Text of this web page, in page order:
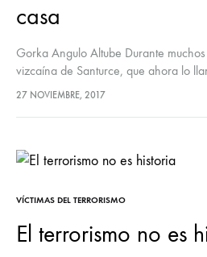
casa
Gorka Angulo Altube Durante
vizcaína de Santurce, que ahora lo
defiendo la libertad de elegir frente a
27 NOVIEMBRE, 2017
VÍCTIMAS DEL TERRORISMO
El terrorismo no es